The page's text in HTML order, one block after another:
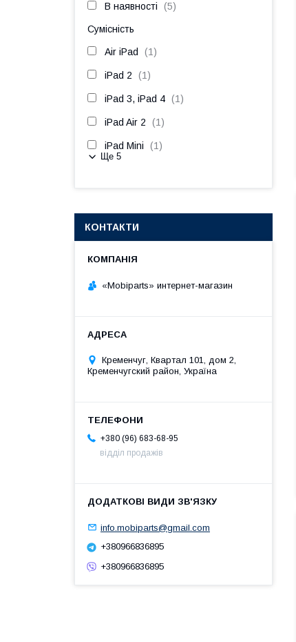
В наявності 5
Сумісність
Air iPad 1
iPad 2 1
iPad 3, iPad 4 1
iPad Air 2 1
iPad Mini 1
Ще 5
КОНТАКТИ
«Mobiparts» интернет-магазин
Кременчуг, Квартал 101, дом 2,
Кременчугский район, Україна
+380 (96) 683-68-95
відділ продажів
info.mobiparts@gmail.com
+380966836895
+380966836895